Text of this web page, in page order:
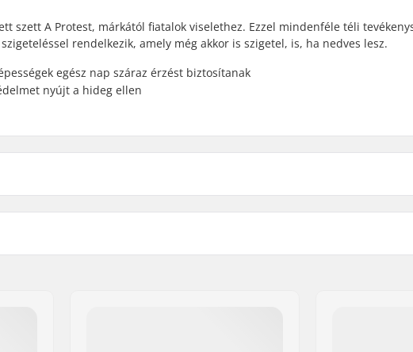
szett A Protest, márkától fiatalok viselethez. Ezzel mindenféle téli
rendelkezik, amely még akkor is szigetel, is, ha nedves lesz.
egész nap száraz érzést biztosítanak
nyújt a hideg ellen
Sífutás, Alpesi síelés
Magas gallér
Szigetelés:
Nem: